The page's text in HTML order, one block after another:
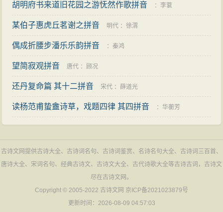
胡明府书来道旧花园之游怃然作歌拼音 ：李蓘
某伯子惠虎丘茗谢之拼音 明代 ：徐渭
偶成折腰步潘乐乐韵拼音 ：秦鸿
望简寂观拼音 唐代 ：顾况
还丹复命篇 其十二拼音 宋代 ： 薛道光
读杨范甫蛰盦诗草，戏题四律 其四拼音 ：华蘅芳
古诗文网提供古诗大全、古诗词名句、古诗词鉴赏、名诗名句大全、古诗词三百首、
唐诗大全、宋词名句、经典古诗文、古诗文大全、古代诗歌大全等古诗古词，古诗文
尽在古诗文网。
Copyright © 2005-2022 古诗文网 京ICP备2021023879号
更新时间：2026-08-09 04:57:03